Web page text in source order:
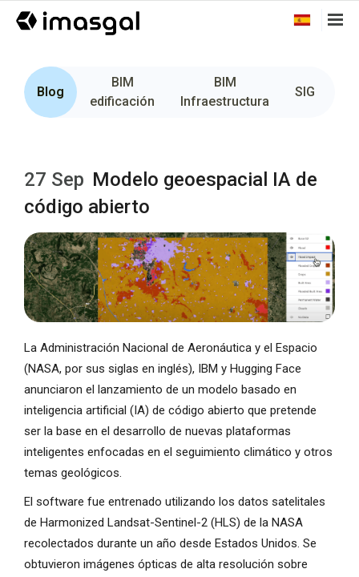
Blog
BIM
edificación
BIM
Infraestructura
SIG
27 Sep Modelo geoespacial IA de
código abierto
La Administración Nacional de Aeronáutica y el Espacio
(NASA, por sus siglas en inglés), IBM y Hugging Face
anunciaron el lanzamiento de un modelo basado en
inteligencia artificial (IA) de código abierto que pretende
ser la base en el desarrollo de nuevas plataformas
inteligentes enfocadas en el seguimiento climático y otros
temas geológicos.
El software fue entrenado utilizando los datos satelitales
de Harmonized Landsat-Sentinel-2 (HLS) de la NASA
recolectados durante un año desde Estados Unidos. Se
obtuvieron imágenes ópticas de alta resolución sobre